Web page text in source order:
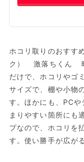
ホコリ取りのおすす
ク） 激落ちくん 時
だけで、ホコリやゴ
サイズで、棚や小物
す。ほかにも、PCや
まりやすい箇所にも
プなので、ホコリを
す。使い勝手が広が